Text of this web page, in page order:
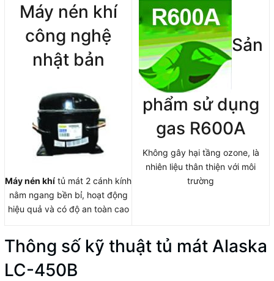
Máy nén khí
công nghệ
nhật bản
Máy nén khí tủ mát 2 cánh kính
nằm ngang bền bỉ, hoạt động
hiệu quả và có độ an toàn cao
Sản
phẩm sử dụng
gas R600A
Không gây hại tầng ozone, là
nhiên liệu thân thiện với môi
trường
Thông số kỹ thuật tủ mát Alaska
LC-450B